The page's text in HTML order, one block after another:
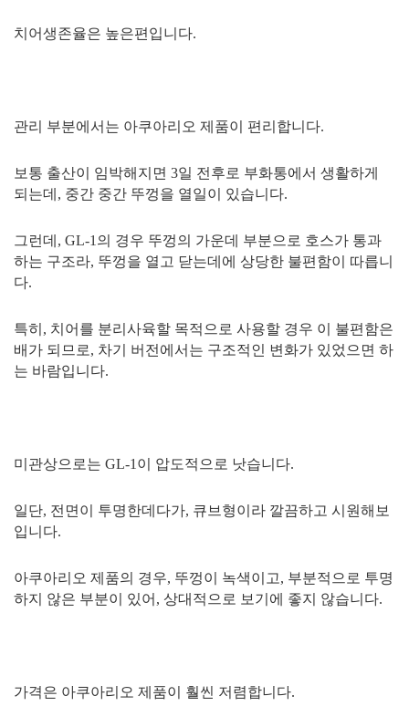
치어생존율은 높은편입니다.
관리 부분에서는 아쿠아리오 제품이 편리합니다.
보통 출산이 임박해지면 3일 전후로 부화통에서 생활하게
되는데, 중간 중간 뚜껑을 열일이 있습니다.
그런데, GL-1의 경우 뚜껑의 가운데 부분으로 호스가 통과
하는 구조라, 뚜껑을 열고 닫는데에 상당한 불편함이 따릅니
다.
특히, 치어를 분리사육할 목적으로 사용할 경우 이 불편함은
배가 되므로, 차기 버전에서는 구조적인 변화가 있었으면 하
는 바람입니다.
미관상으로는 GL-1이 압도적으로 낫습니다.
일단, 전면이 투명한데다가, 큐브형이라 깔끔하고 시원해보
입니다.
아쿠아리오 제품의 경우, 뚜껑이 녹색이고, 부분적으로 투명
하지 않은 부분이 있어, 상대적으로 보기에 좋지 않습니다.
가격은 아쿠아리오 제품이 훨씬 저렴합니다.